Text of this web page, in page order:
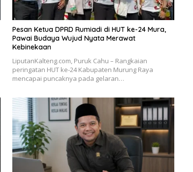
Pesan Ketua DPRD Rumiadi di HUT ke-24 Mura,
Pawai Budaya Wujud Nyata Merawat
Kebinekaan
LiputanKalteng.com, Puruk Cahu – Rangkaian
peringatan HUT ke-24 Kabupaten Murung Raya
mencapai puncaknya pada gelaran…